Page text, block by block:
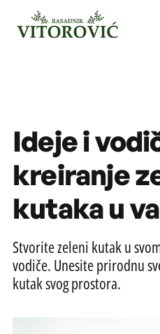
Ideje i
kreiranje
kutaka u
Stvorite zeleni kutak u
vodiče. Unesite prirodnu
kutak svog prostora.